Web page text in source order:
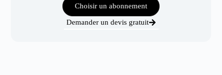
Choisir un abonnement
Demander un devis gratuit